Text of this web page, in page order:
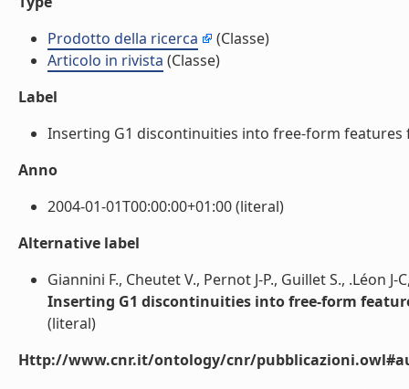
Prodotto della ricerca
(Classe)
Articolo in rivista (Classe)
Label
Inserting G1 discontinuities into free-form
Anno
2004-01-01T00:00:00+01:00 (literal)
Alternative label
Giannini F., Cheutet V., Pernot J-P., Guillet S., .Léon J-
Inserting G1 discontinuities into free-form
(literal)
Http://www.cnr.it/ontology/cnr/